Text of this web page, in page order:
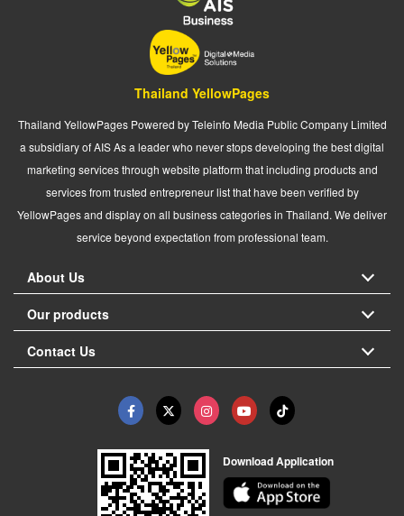
Thailand YellowPages
Thailand YellowPages Powered by Teleinfo Media Public Company Limited
a subsidiary of AIS As a leader who never stops developing the best digital
marketing services through website platform that including products and
services from trusted entrepreneur list that have been verified by
YellowPages and display on all business categories in Thailand. We deliver
service beyond expectation from professional team.
About Us
Our products
Contact Us
Download Application